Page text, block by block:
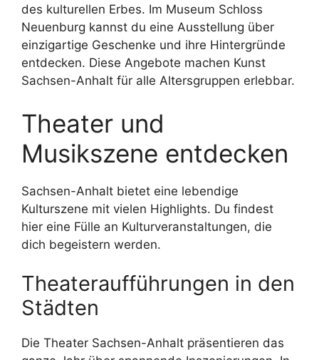
des kulturellen Erbes. Im Museum Schloss
Neuenburg kannst du eine Ausstellung über
einzigartige Geschenke und ihre Hintergründe
entdecken. Diese Angebote machen Kunst
Sachsen-Anhalt für alle Altersgruppen erlebbar.
Theater und
Musikszene entdecken
Sachsen-Anhalt bietet eine lebendige
Kulturszene mit vielen Highlights. Du findest
hier eine Fülle an Kulturveranstaltungen, die
dich begeistern werden.
Theateraufführungen in den
Städten
Die Theater Sachsen-Anhalt präsentieren das